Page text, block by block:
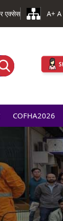
एक्सेस A+ A
COFHA2026